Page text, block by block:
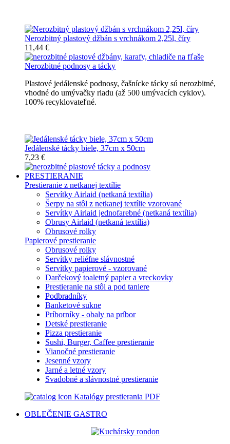
Nerozbitný plastový džbán s vrchnákom 2,25l, číry
11,44 €
Nerozbitné podnosy a tácky
Plastové jedálenské podnosy, čašnícke tácky sú nerozbitné,
vhodné do umývačky riadu (až 500 umývacích cyklov).
100% recyklovateľné.
Jedálenské tácky biele, 37cm x 50cm
7,23 €
PRESTIERANIE
Prestieranie z netkanej textílie
Servítky Airlaid (netkaná textília)
Šerpy na stôl z netkanej textílie vzorované
Servítky Airlaid jednofarebné (netkaná textília)
Obrusy Airlaid (netkaná textília)
Obrusové rolky
Papierové prestieranie
Obrusové rolky
Servítky reliéfne slávnostné
Servítky papierové - vzorované
Darčekový toaletný papier a vreckovky
Prestieranie na stôl a pod taniere
Podbradníky
Banketové sukne
Príborníky - obaly na príbor
Detské prestieranie
Pizza prestieranie
Sushi, Burger, Caffee prestieranie
Vianočné prestieranie
Jesenné vzory
Jarné a letné vzory
Svadobné a slávnostné prestieranie
Katalógy prestierania PDF
OBLEČENIE GASTRO